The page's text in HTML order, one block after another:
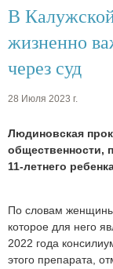
В
жизненно
через суд
28 Июля 2023 г.
Людиновская
общественности,
11-летнего
По словам
которое для него
2022 года
этого препарата,